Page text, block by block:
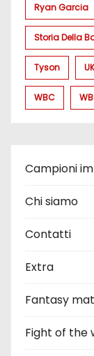
Ryan Garcia
Storia Della
Tyson UK
WBC
Campioni
Chi siamo
Contatti
Extra
Fantasy
Fight of the